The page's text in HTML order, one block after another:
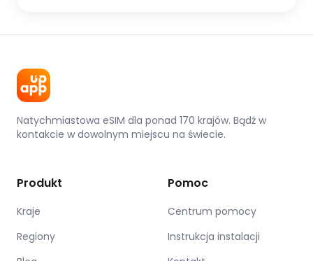
Natychmiastowa eSIM dla ponad 170 krajów. Bądź w
kontakcie w dowolnym miejscu na świecie.
Produkt
Kraje
Regiony
Pomoc
Centrum pomocy
Instrukcja instalacji